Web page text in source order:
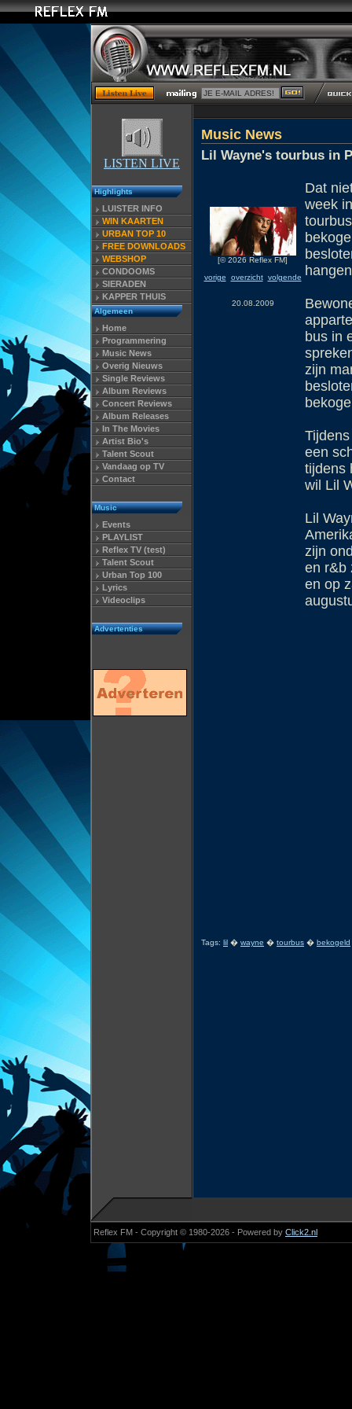
LISTEN LIVE
Highlights
LUISTER INFO
WIN KAARTEN
URBAN TOP 10
FREE DOWNLOADS
WEBSHOP
CONDOOMS
SIERADEN
KAPPER THUIS
Algemeen
Home
Programmering
Music News
Overig Nieuws
Single Reviews
Album Reviews
Concert Reviews
Album Releases
In The Movies
Artist Bio's
Talent Scout
Vandaag op TV
Contact
Music
Events
PLAYLIST
Reflex TV (test)
Talent Scout
Urban Top 100
Lyrics
Videoclips
Advertenties
Music News
Lil Wayne's tourbus in
[© 2026 Reflex FM]
vorige
overzicht volgende
20.08.2009
Dat
week
bus in
zijn
een
tijdens
wil Lil
Lil
zijn
en r&b
en op
Tags: lil � wayne � tourbus � bekogeld
Reflex FM - Copyright © 1980-2026 - Powered by Click2.nl